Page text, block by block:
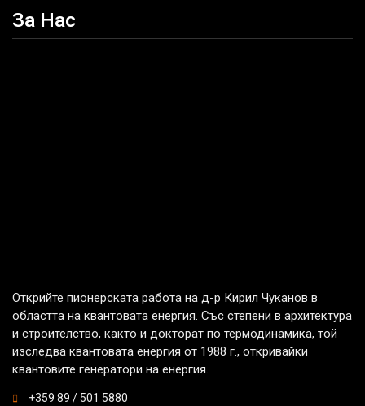
За Нас
Открийте пионерската работа на д-р Кирил Чуканов в
областта на квантовата енергия. Със степени в архитектура
и строителство, както и докторат по термодинамика, той
изследва квантовата енергия от 1988 г., откривайки
квантовите генератори на енергия.
+359 89 / 501 5880